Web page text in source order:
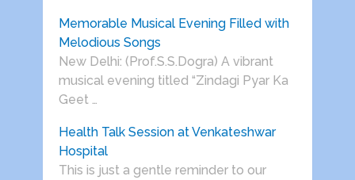
Memorable Musical Evening Filled with
Melodious Songs
New Delhi: (Prof.S.S.Dogra) A vibrant
musical evening titled “Zindagi Pyar Ka
Geet …
Health Talk Session at Venkateshwar
Hospital
This is just a gentle reminder to our